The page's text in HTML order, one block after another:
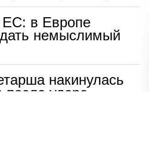
в Европе
немыслимый
накинулась
после удара